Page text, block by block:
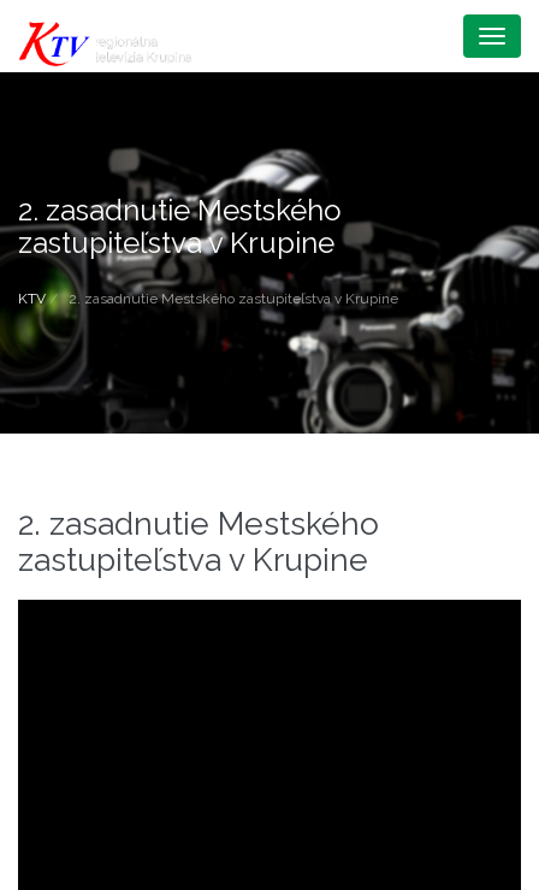
Menu
2. zasadnutie Mestského
zastupiteľstva v Krupine
KTV 2. zasadnutie Mestského zastupiteľstva v Krupine
2. zasadnutie Mestského
zastupiteľstva v Krupine